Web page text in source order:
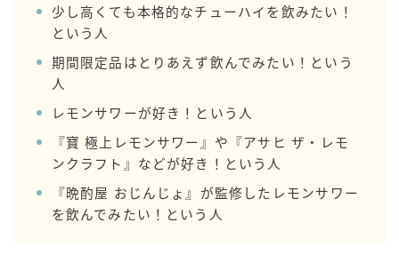
少し高くても本格的なチューハイを飲みたい！
という人
期間限定品はとりあえず飲んでみたい！という
人
レモンサワーが好き！という人
『寶 極上レモンサワー』や『アサヒ ザ・レモ
ンクラフト』などが好き！という人
『晩酌屋 おじんじょ』が監修したレモンサワー
を飲んでみたい！という人